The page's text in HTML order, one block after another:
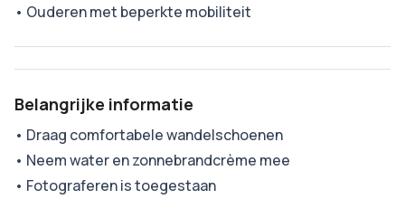
• Ouderen met beperkte mobiliteit
Belangrijke informatie
• Draag comfortabele wandelschoenen
• Neem water en zonnebrandcrème mee
• Fotograferen is toegestaan